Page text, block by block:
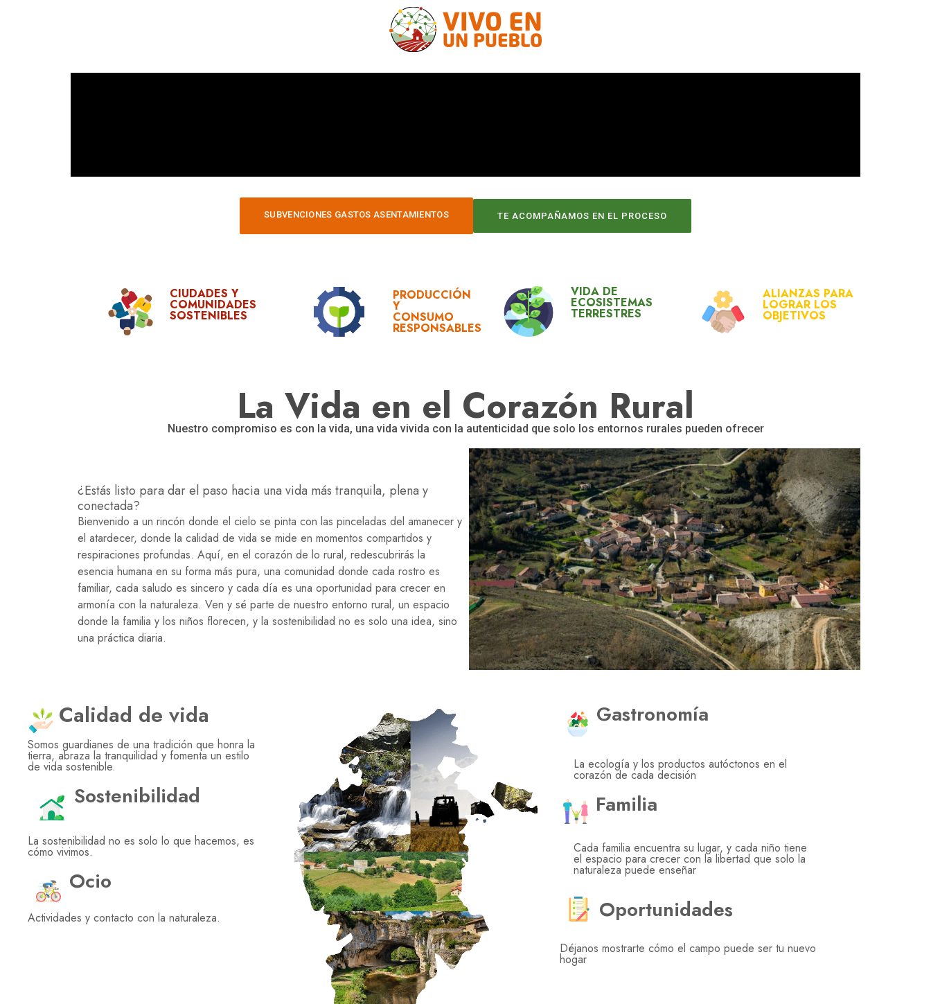
SUBVENCIONES GASTOS ASENTAMIENTOS TE ACOMPAÑAMOS EN EL PROCESO
CIUDADES Y
COMUNIDADES
SOSTENIBLES
PRODUCCIÓN
Y
CONSUMO
RESPONSABLES
VIDA DE
ECOSISTEMAS
TERRESTRES
ALIANZAS PARA
LOGRAR LOS
OBJETIVOS
La Vida en el Corazón Rural
Nuestro compromiso es con la vida, una vida vivida con la autenticidad que solo los entornos rurales pueden ofrecer
¿Estás listo para dar el paso hacia una vida más tranquila, plena y
conectada?
Bienvenido a un rincón donde el cielo se pinta con las pinceladas del amanecer y
el atardecer, donde la calidad de vida se mide en momentos compartidos y
respiraciones profundas. Aquí, en el corazón de lo rural, redescubrirás la
esencia humana en su forma más pura, una comunidad donde cada rostro es
familiar, cada saludo es sincero y cada día es una oportunidad para crecer en
armonía con la naturaleza. Ven y sé parte de nuestro entorno rural, un espacio
donde la familia y los niños florecen, y la sostenibilidad no es solo una idea, sino
una práctica diaria.
Calidad de vida
Somos guardianes de una tradición que honra la
tierra, abraza la tranquilidad y fomenta un estilo
de vida sostenible.
Sostenibilidad
La sostenibilidad no es solo lo que hacemos, es
cómo vivimos.
Ocio
Actividades y contacto con la naturaleza.
Gastronomía
La ecología y los productos autóctonos en el
corazón de cada decisión
Familia
Cada familia encuentra su lugar, y cada niño tiene
el espacio para crecer con la libertad que solo la
naturaleza puede enseñar
Oportunidades
Déjanos mostrarte cómo el campo puede ser tu nuevo
hogar